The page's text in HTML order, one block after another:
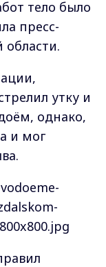
тело было
пресс-
утку и
однако,
и мог